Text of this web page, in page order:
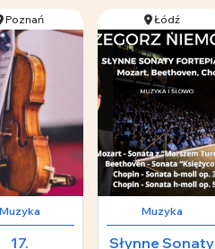
Poznań
Muzyka
17.
Łódź
Muzyka
Słynne Sonaty